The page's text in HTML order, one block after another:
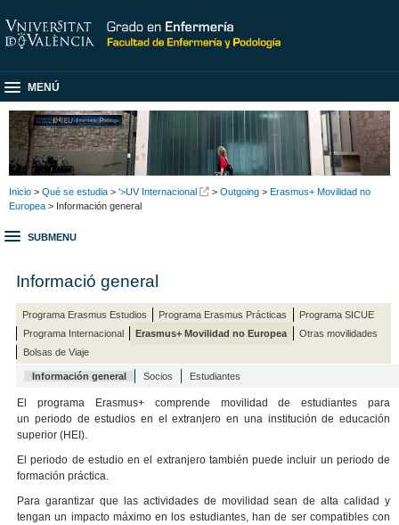
MENÚ
Inicio > Qué se estudia > '>UV Internacional > Outgoing > Erasmus+ Movilidad no
Europea > Información general
SUBMENU
Informació general
Programa Erasmus Estudios Programa Erasmus Prácticas
Programa SICUE
Programa Internacional
Erasmus+ Movilidad no Europea
Otras movilidades
Bolsas de Viaje
Información general Socios Estudiantes
El programa Erasmus+ comprende movilidad de estudiantes
para
un periodo de estudios en el extranjero en una institución de educación
superior (HEI).
El periodo de estudio en el extranjero también puede incluir un periodo de
formación práctica.
Para garantizar que las actividades de movilidad sean de alta calidad y
tengan un impacto máximo en los estudiantes, han de ser compatibles con